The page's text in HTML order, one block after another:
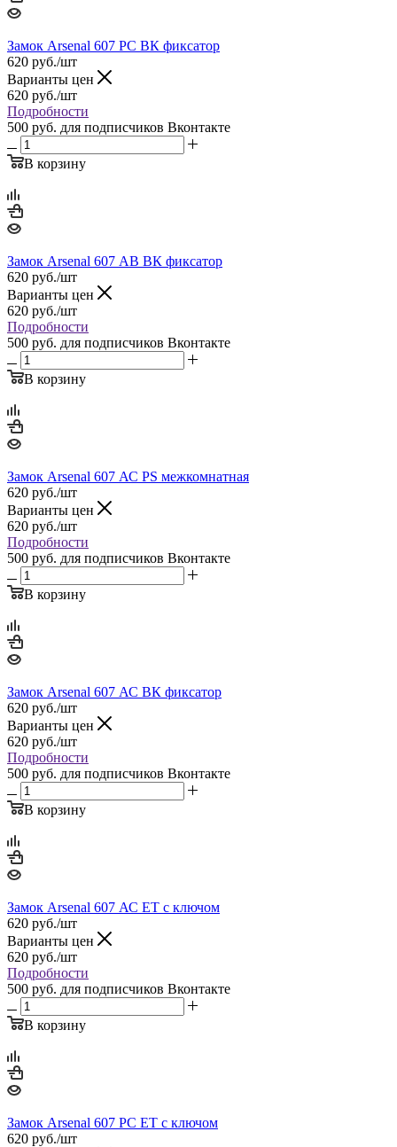
Замок Arsenal 607 PC ВК фиксатор
620 руб./шт
Варианты цен
620 руб./шт
Подробности
500 руб. для подписчиков Вконтакте
В корзину
Замок Arsenal 607 АВ ВК фиксатор
620 руб./шт
Варианты цен
620 руб./шт
Подробности
500 руб. для подписчиков Вконтакте
В корзину
Замок Arsenal 607 АС PS межкомнатная
620 руб./шт
Варианты цен
620 руб./шт
Подробности
500 руб. для подписчиков Вконтакте
В корзину
Замок Arsenal 607 АС ВК фиксатор
620 руб./шт
Варианты цен
620 руб./шт
Подробности
500 руб. для подписчиков Вконтакте
В корзину
Замок Arsenal 607 АС ЕТ с ключом
620 руб./шт
Варианты цен
620 руб./шт
Подробности
500 руб. для подписчиков Вконтакте
В корзину
Замок Arsenal 607 РС ЕТ с ключом
620 руб./шт